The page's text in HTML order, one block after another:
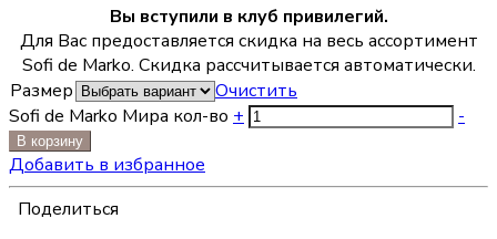
Вы вступили в клуб привилегий.
Для Вас предоставляется скидка на весь ассортимент
Sofi de Marko. Скидка рассчитывается автоматически.
Размер
Очистить
Sofi de Marko Мира кол-во + -
В корзину
Добавить в избранное
Поделиться